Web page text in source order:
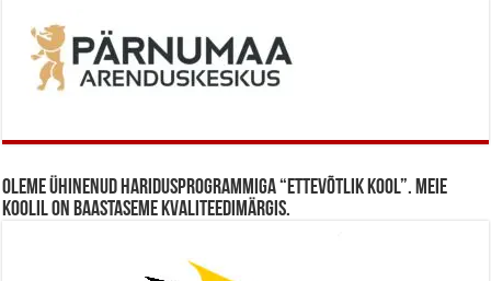
Oleme ühinenud haridusprogrammiga “Ettevõtlik Kool”. Meie
koolil on baastaseme kvaliteedimärgis.